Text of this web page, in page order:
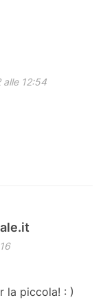
alle 12:54
la piccola! : )